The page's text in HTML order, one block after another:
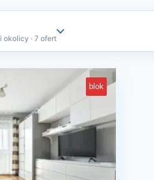
· 7 ofert
blok